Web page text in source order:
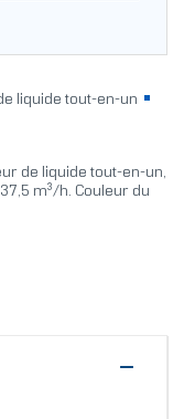
liquide tout-en-un
de liquide tout-en-un,
m³/h. Couleur du